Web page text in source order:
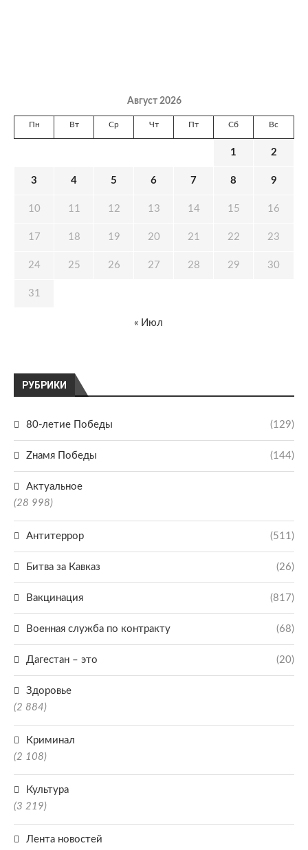
РУБРИКИ
80-летие Победы (129)
Zнамя Победы (144)
Актуальное
(28 998)
Антитеррор (511)
Битва за Кавказ (26)
Вакцинация (817)
Военная служба по контракту (68)
Дагестан – это (20)
Здоровье
(2 884)
Криминал
(2 108)
Культура
(3 219)
Лента новостей
Август 2026
Пн Вт Ср Чт Пт Сб Вс
1 2
3 4 5 6 7 8 9
10 11 12 13 14 15 16
17 18 19 20 21 22 23
24 25 26 27 28 29 30
31
« Июл